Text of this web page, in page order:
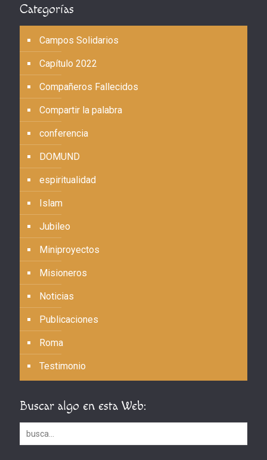
Categorías
Campos Solidarios
Capítulo 2022
Compañeros Fallecidos
Compartir la palabra
conferencia
DOMUND
espiritualidad
Islam
Jubileo
Miniproyectos
Misioneros
Noticias
Publicaciones
Roma
Testimonio
Buscar algo en esta Web: